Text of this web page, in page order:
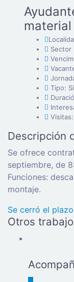
Sector
Tipo:
Descripción
Se ofrece
septiembre, de
Funciones:
montaje.
Se cerró el
Otros